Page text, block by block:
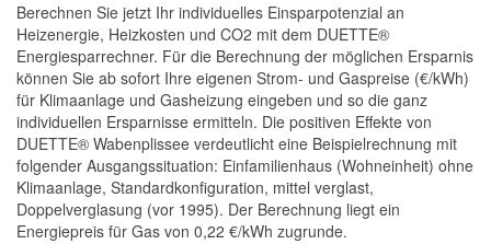
Berechnen Sie jetzt Ihr individuelles Einsparpotenzial an
Heizenergie, Heizkosten und CO2 mit dem DUETTE®
Energiesparrechner. Für die Berechnung der möglichen Ersparnis
können Sie ab sofort Ihre eigenen Strom- und Gaspreise (€/kWh)
für Klimaanlage und Gasheizung eingeben und so die ganz
individuellen Ersparnisse ermitteln. Die positiven Effekte von
DUETTE® Wabenplissee verdeutlicht eine Beispielrechnung mit
folgender Ausgangssituation: Einfamilienhaus (Wohneinheit) ohne
Klimaanlage, Standardkonfiguration, mittel verglast,
Doppelverglasung (vor 1995). Der Berechnung liegt ein
Energiepreis für Gas von 0,22 €/kWh zugrunde.